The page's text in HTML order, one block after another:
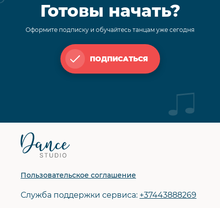
Готовы начать?
Оформите подписку и обучайтесь танцам уже сегодня
ПОДПИСАТЬСЯ
Футер
сайта
Пользовательское соглашение
Служба поддержки сервиса: +37443888269